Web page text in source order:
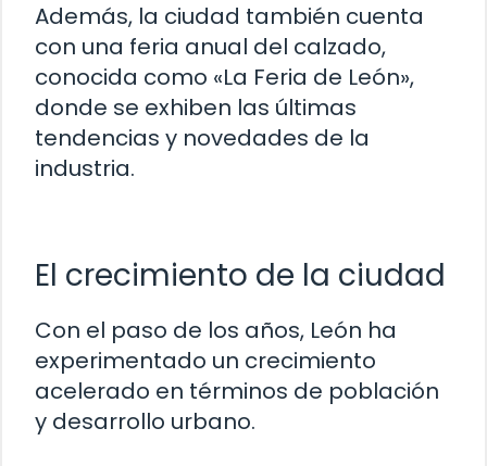
Además, la ciudad también cuenta
con una feria anual del calzado,
conocida como «La Feria de León»,
donde se exhiben las últimas
tendencias y novedades de la
industria.
El crecimiento de la ciudad
Con el paso de los años, León ha
experimentado un crecimiento
acelerado en términos de población
y desarrollo urbano.